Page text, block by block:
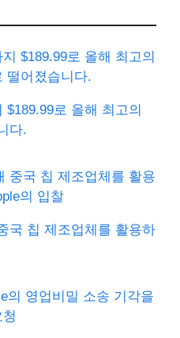
로 올해 최고의
다.
국 칩 제조업체를 활용하